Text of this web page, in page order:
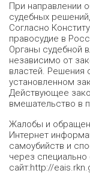
При направлении
судебных
Согласно
правосудие в
Органы судебной
независимо от
властей. Решения
установленном
Действующее
вмешательство в
Жалобы и
Интернет
самоубийств и
через
сайт:http://